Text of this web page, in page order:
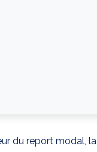
du report modal,